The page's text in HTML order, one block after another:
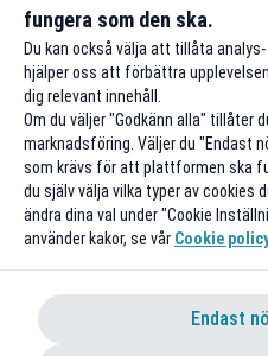
fungera som den ska.
Du kan också välja att tillåta
hjälper oss att förbättra
dig relevant innehåll.
Om du väljer "Godkänn alla" tillåter
marknadsföring. Väljer du "Endast
som krävs för att plattformen ska
du själv välja vilka typer av cookies
ändra dina val under "Cookie
använder kakor, se vår Cookie
Endast